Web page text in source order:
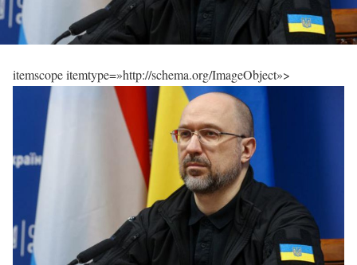
itemscope itemtype=»http://schema.org/ImageObject»>